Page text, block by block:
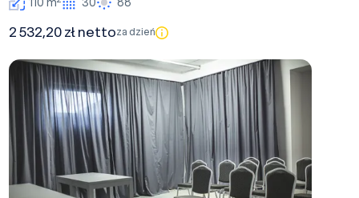
2 532,20 zł nettoza dzień
mała sala